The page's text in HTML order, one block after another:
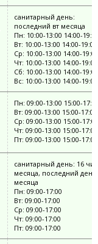
санитарный день:
последний вт месяца
Пн: 10:00-13:00 14:00-
Вт: 10:00-13:00 14:00-19:00
Ср: 10:00-13:00 14:00-19:00
Чт: 10:00-13:00 14:00-19:00
Сб: 10:00-13:00 14:00-19:00
Вс: 10:00-13:00 14:00-19:00
Пн: 09:00-13:00 15:00-
Вт: 09:00-13:00 15:00-17:00
Ср: 09:00-13:00 15:00-17:00
Чт: 09:00-13:00 15:00-17:00
Пт: 09:00-13:00 15:00-17:00
санитарный день: 16
месяца, последний день
месяца
Пн: 09:00-17:00
Вт: 09:00-17:00
Ср: 09:00-17:00
Чт: 09:00-17:00
Пт: 09:00-17:00